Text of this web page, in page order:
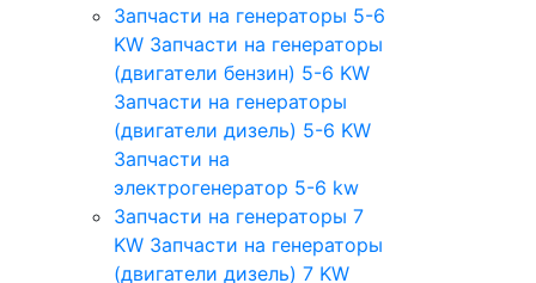
Запчасти на генераторы 5-6
KW Запчасти на генераторы
(двигатели бензин) 5-6 KW
Запчасти на генераторы
(двигатели дизель) 5-6 KW
Запчасти на
электрогенератор 5-6 kw
Запчасти на генераторы 7
KW Запчасти на генераторы
(двигатели дизель) 7 KW